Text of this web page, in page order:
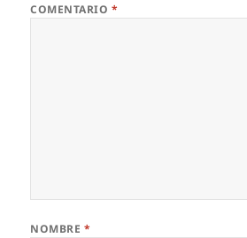
COMENTARIO *
NOMBRE *